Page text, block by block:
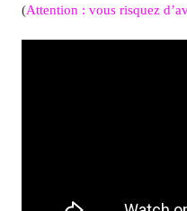
(Attention : vous risquez